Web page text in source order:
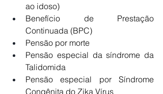
ao idoso)
Benefício de Prestação
Continuada (BPC)
Pensão por morte
Pensão especial da síndrome da
Talidomida
Pensão especial por Síndrome
Congênita do Zika Vírus